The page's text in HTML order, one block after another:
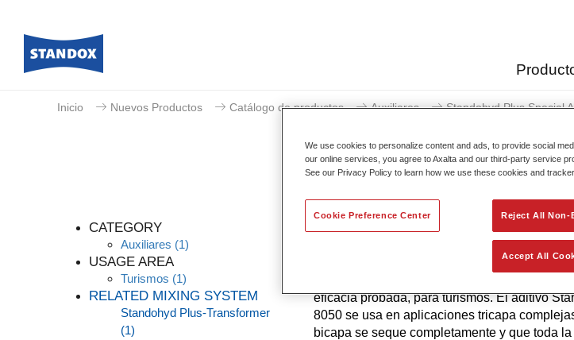
Inicio Nuevos Productos Catálogo de productos Auxiliares Standohyd Plus Special
CATEGORY
Auxiliares (1)
USAGE AREA
Turismos (1)
RELATED MIXING SYSTEM
Standohyd Plus-Transformer
(1)
eficacia probada, para turismos. El aditivo
8050 se usa en aplicaciones tricapa
bicapa se seque completamente y que toda
We use cookies to personalize content and ads, to provide social
our online services, you agree to Axalta and our third-party service
See our Privacy Policy to learn how we use these cookies and
Reject All Non-
Accept All
Cookie Preference Center